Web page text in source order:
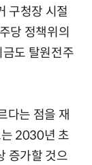
구청장 시절
당 정책위의
금도 탈원전주
다는 점을 재
는 2030년 초
증가할 것으